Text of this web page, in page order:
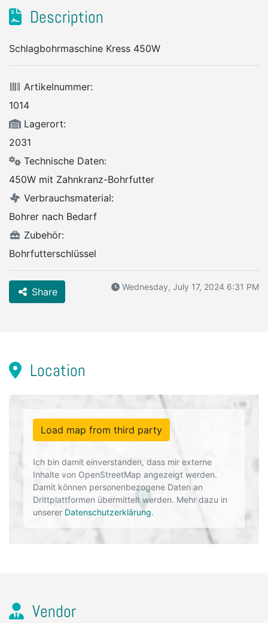
Description
Schlagbohrmaschine Kress 450W
Artikelnummer:
1014
Lagerort:
2031
Technische Daten:
450W mit Zahnkranz-Bohrfutter
Verbrauchsmaterial:
Bohrer nach Bedarf
Zubehör:
Bohrfutterschlüssel
Share Wednesday, July 17, 2024 6:31 PM
Location
Load map from third party
Ich bin damit einverstanden, dass mir externe
Inhalte von OpenStreetMap angezeigt werden.
Damit können personenbezogene Daten an
Drittplattformen übermittelt werden. Mehr dazu in
unserer Datenschutzerklärung.
Vendor